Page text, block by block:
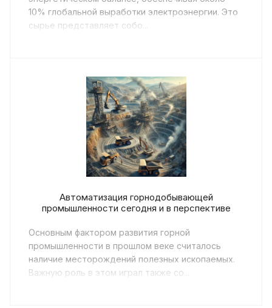
10% глобальной выработки электроэнергии. Это
сырье представляет собо...
Автоматизация горнодобывающей
промышленности сегодня и в перспективе
Основным фактором развития горной
промышленности в прошлом веке считалось
наличие месторождений полезных ископаемых.
Важную роль в этом играл также со...